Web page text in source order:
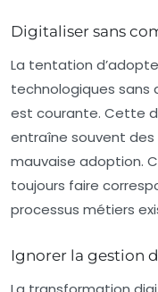
Digitaliser sans
La tentation
technologiques sans
est courante. Cette
entraîne souvent
mauvaise adoption.
toujours faire
processus métiers
Ignorer la gestion